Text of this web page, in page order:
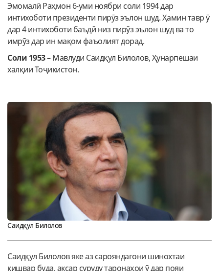
Эмомалӣ Раҳмон 6-уми ноябри соли 1994 дар
интихоботи президенти пирӯз эълон шуд. Ҳамин тавр ӯ
дар 4 интихоботи баъдӣ низ пирӯз эълон шуд ва то
имрӯз дар ин мақом фаъолият дорад.
Соли 1953– Мавлуди Саидқул Билолов, Ҳунарпешаи
халқии Тоҷикистон.
Саидқул Билолов
Саидқул Билолов яке аз сарояндагони шинохтаи
кишвар буда, аксар суруду таронаҳои ӯ дар пояи